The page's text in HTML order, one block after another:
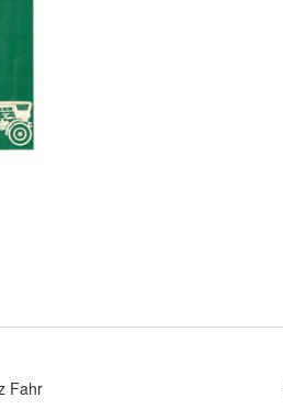
Deutz Fahr